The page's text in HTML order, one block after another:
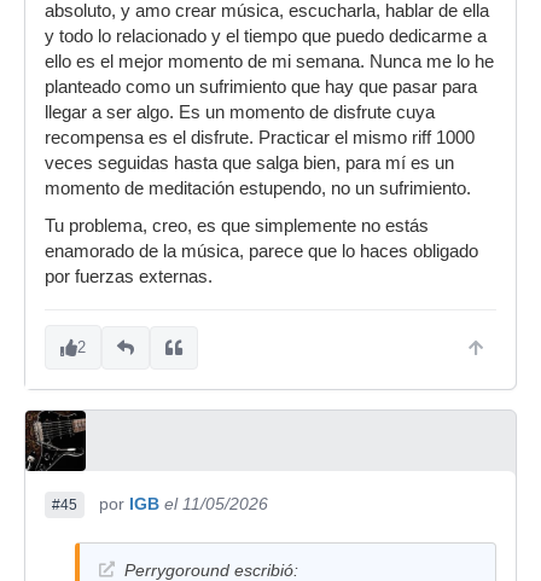
absoluto, y amo crear música, escucharla, hablar de ella
y todo lo relacionado y el tiempo que puedo dedicarme a
ello es el mejor momento de mi semana. Nunca me lo he
planteado como un sufrimiento que hay que pasar para
llegar a ser algo. Es un momento de disfrute cuya
recompensa es el disfrute. Practicar el mismo riff 1000
veces seguidas hasta que salga bien, para mí es un
momento de meditación estupendo, no un sufrimiento.
Tu problema, creo, es que simplemente no estás
enamorado de la música, parece que lo haces obligado
por fuerzas externas.
2
#45 por IGB el 11/05/2026
Perrygoround escribió: